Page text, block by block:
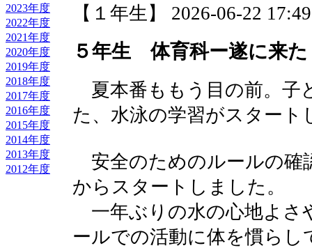
2023年度
2022年度
2021年度
2020年度
2019年度
2018年度
2017年度
2016年度
2015年度
2014年度
2013年度
2012年度
【１年生】 2026-06-22
５年生 体育科ー遂に来
夏本番ももう目の前。子
た、水泳の学習がスタート
安全のためのルールの確
からスタートしました。
一年ぶりの水の心地よさ
ールでの活動に体を慣らし